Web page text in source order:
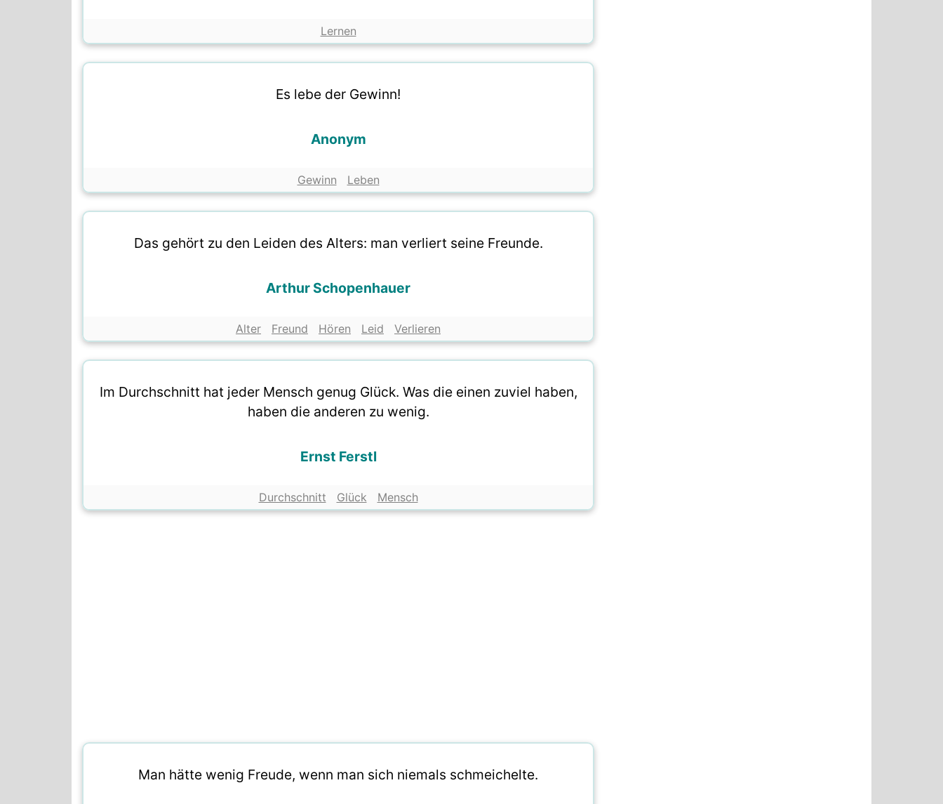
Lernen
Es lebe der Gewinn!
Anonym
Gewinn Leben
Das gehört zu den Leiden des Alters: man verliert seine Freunde.
Arthur Schopenhauer
Alter Freund Hören Leid Verlieren
Im Durchschnitt hat jeder Mensch genug Glück. Was die einen zuviel haben,
haben die anderen zu wenig.
Ernst Ferstl
Durchschnitt Glück Mensch
Man hätte wenig Freude, wenn man sich niemals schmeichelte.